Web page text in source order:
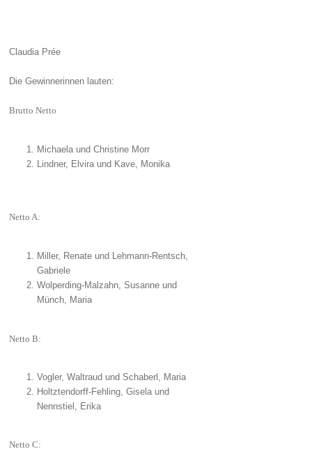
Claudia Prée
Die Gewinnerinnen lauten:
Brutto Netto
Michaela und Christine Morr
Lindner, Elvira und Kave, Monika
Netto A:
Miller, Renate und Lehmann-Rentsch,
Gabriele
Wolperding-Malzahn, Susanne und
Münch, Maria
Netto B:
Vogler, Waltraud und Schaberl, Maria
Holtztendorff-Fehling, Gisela und
Nennstiel, Erika
Netto C: